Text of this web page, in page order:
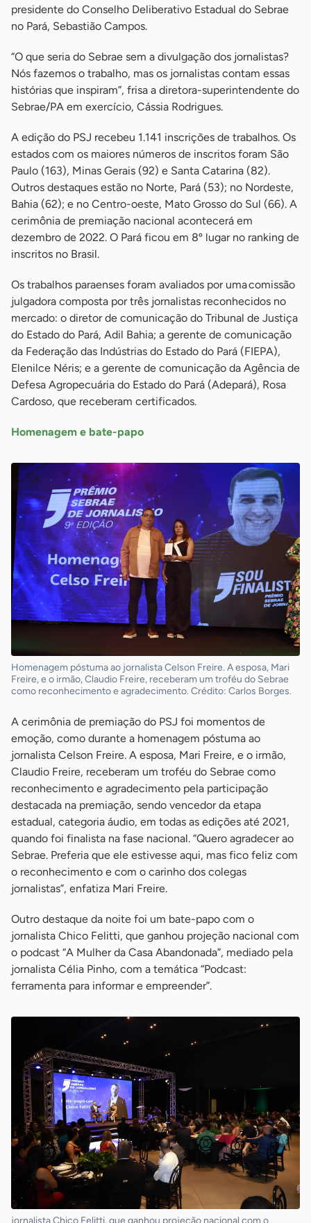
presidente do Conselho Deliberativo Estadual do Sebrae
no Pará, Sebastião Campos.
“O que seria do Sebrae sem a divulgação dos jornalistas?
Nós fazemos o trabalho, mas os jornalistas contam essas
histórias que inspiram”, frisa a diretora-superintendente do
Sebrae/PA em exercício, Cássia Rodrigues.
A edição do PSJ recebeu 1.141 inscrições de trabalhos. Os
estados com os maiores números de inscritos foram São
Paulo (163), Minas Gerais (92) e Santa Catarina (82).
Outros destaques estão no Norte, Pará (53); no Nordeste,
Bahia (62); e no Centro-oeste, Mato Grosso do Sul (66). A
cerimônia de premiação nacional acontecerá em
dezembro de 2022. O Pará ficou em 8º lugar no ranking de
inscritos no Brasil.
Os trabalhos paraenses foram avaliados por uma comissão
julgadora composta por três jornalistas reconhecidos no
mercado: o diretor de comunicação do Tribunal de Justiça
do Estado do Pará, Adil Bahia; a gerente de comunicação
da Federação das Indústrias do Estado do Pará (FIEPA),
Elenilce Néris; e a gerente de comunicação da Agência de
Defesa Agropecuária do Estado do Pará (Adepará), Rosa
Cardoso, que receberam certificados.
Homenagem e bate-papo
Homenagem póstuma ao jornalista Celson Freire. A esposa, Mari
Freire, e o irmão, Claudio Freire, receberam um troféu do Sebrae
como reconhecimento e agradecimento. Crédito: Carlos Borges.
A cerimônia de premiação do PSJ foi momentos de
emoção, como durante a homenagem póstuma ao
jornalista Celson Freire. A esposa, Mari Freire, e o irmão,
Claudio Freire, receberam um troféu do Sebrae como
reconhecimento e agradecimento pela participação
destacada na premiação, sendo vencedor da etapa
estadual, categoria áudio, em todas as edições até 2021,
quando foi finalista na fase nacional. “Quero agradecer ao
Sebrae. Preferia que ele estivesse aqui, mas fico feliz com
o reconhecimento e com o carinho dos colegas
jornalistas”, enfatiza Mari Freire.
Outro destaque da noite foi um bate-papo com o
jornalista Chico Felitti, que ganhou projeção nacional com
o podcast “A Mulher da Casa Abandonada”, mediado pela
jornalista Célia Pinho, com a temática “Podcast:
ferramenta para informar e empreender”.
jornalista Chico Felitti, que ganhou projeção nacional com o